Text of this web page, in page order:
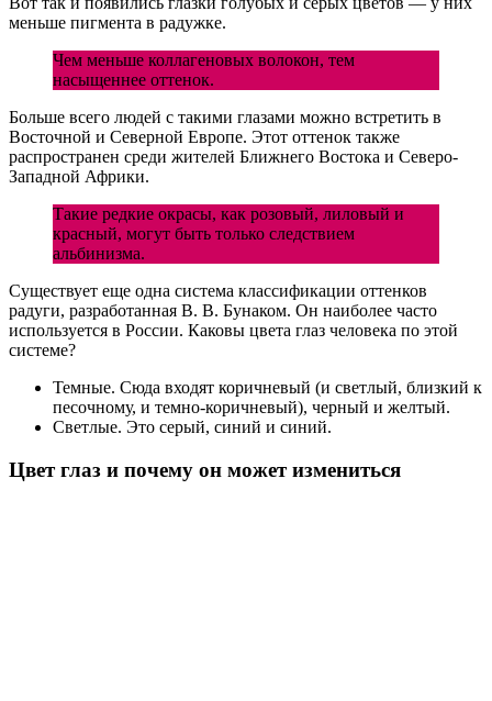
меньше пигмента в радужке.
Чем меньше коллагеновых волокон, тем
насыщеннее оттенок.
Больше всего людей с такими глазами можно встретить в
Восточной и Северной Европе. Этот оттенок также
распространен среди жителей Ближнего Востока и Северо-
Западной Африки.
Такие редкие окрасы, как розовый, лиловый и
красный, могут быть только следствием
альбинизма.
Существует еще одна система классификации оттенков
радуги, разработанная В. В. Бунаком. Он наиболее часто
используется в России. Каковы цвета глаз человека по этой
системе?
Темные. Сюда входят коричневый (и светлый, близкий к
песочному, и темно-коричневый), черный и желтый.
Светлые. Это серый, синий и синий.
Цвет глаз и почему он может измениться